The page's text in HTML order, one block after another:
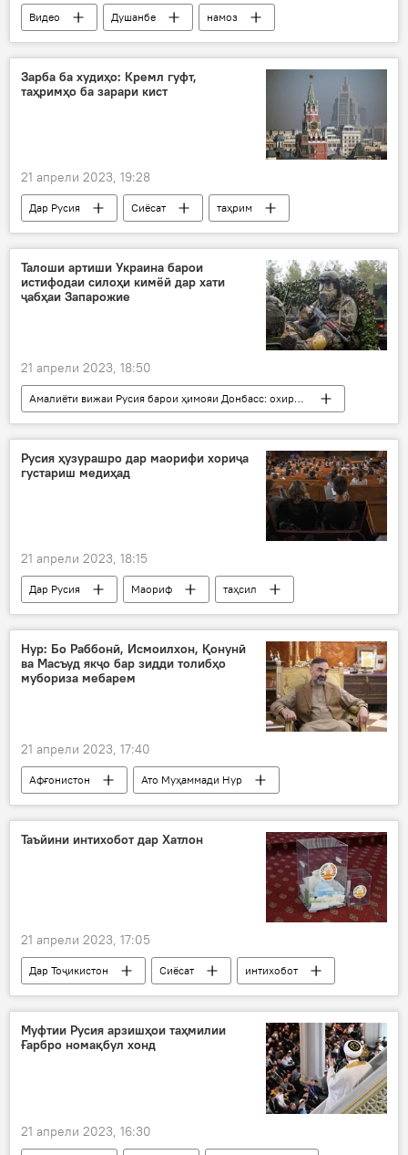
Видео Душанбе
намоз
намози иди Фитр
пойтахт
масҷид
Рамазон
Зарба ба худиҳо: Кремл гуфт,
таҳримҳо ба зарари кист
21 апрели 2023, 19:28
Дар Русия Сиёсат
таҳрим
Кремл
савдо
манъ
Талоши артиши Украина барои
истифодаи силоҳи кимёӣ дар хати
ҷабҳаи Запарожие
21 апрели 2023, 18:50
Амалиёти вижаи Русия барои ҳимояи Донбасс: охирин хабарҳо
Русия
Дар Русия
Украина
амалиёти вижа
кимиёвӣ
ҷанг
сарбоз
истифода
Русия ҳузурашро дар маорифи хориҷа
густариш медиҳад
21 апрели 2023, 18:15
Дар Русия Маориф
таҳсил
ҳамкорӣ
донишҷӯ квота
Нур: Бо Раббонӣ, Исмоилхон, Қонунӣ
ва Масъуд якҷо бар зидди толибҳо
мубориза мебарем
21 апрели 2023, 17:40
Афғонистон
Ато Муҳаммади Нур
Салоҳидин Раббонӣ
Масъуд Аҳмад
мубориза
Толибон
Таъйини интихобот дар Хатлон
21 апрели 2023, 17:05
Дар Тоҷикистон Сиёсат
интихобот
Хатлон
КМИР вакил
Муфтии Русия арзишҳои таҳмилии
Ғарбро номақбул хонд
21 апрели 2023, 16:30